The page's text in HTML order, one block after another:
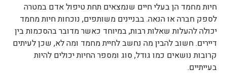
חיות מחמד הן בעלי חיים שנמצאים תחת טיפול אדם במטרה
לספק חברה או הנאה. בבניינים משותפים, נוכחות חיות מחמד
יכולה להעלות שאלות רבות, במיוחד כאשר מדובר בהסכמות בין
דיירים. חשוב להבין מה נחשב לחיית מחמד ומה לא, שכן לעיתים
קרובות נושאים כמו גודל, סוג ומספר החיות יכולים להיות
בעייתיים.